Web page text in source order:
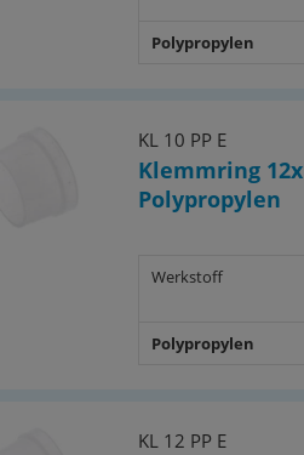
Polypropylen
KL 10 PP E
Klemmring
Polypropylen
Werkstoff
Polypropylen
KL 12 PP E